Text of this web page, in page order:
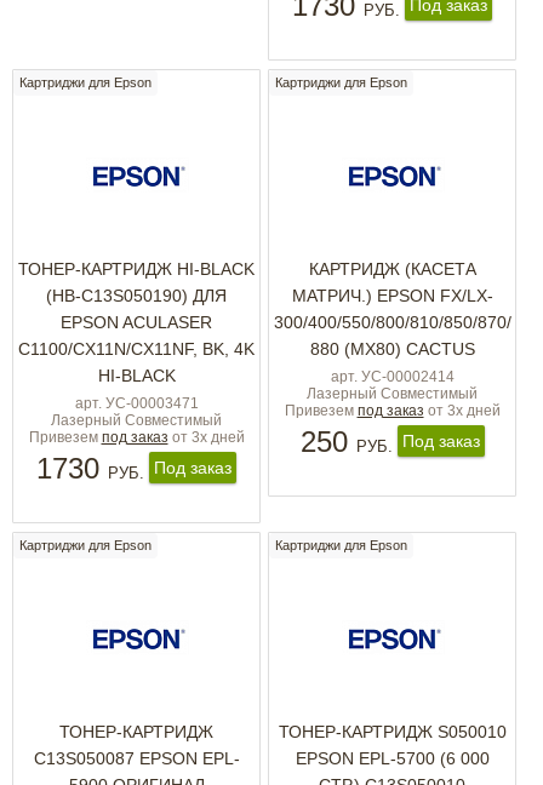
РУБ. Под заказ
Картриджи для Epson
ТОНЕР-КАРТРИДЖ HI-BLACK
(HB-C13S050190) ДЛЯ
EPSON ACULASER
C1100/CX11N/CX11NF, BK, 4K
HI-BLACK
арт. УС-00003471
Лазерный Совместимый
Привезем под заказ от 3х дней
1730 РУБ. Под заказ
Картриджи для Epson
КАРТРИДЖ (КАСЕТА
МАТРИЧ.) EPSON FX/LX-
300/400/550/800/810/850/870/
880 (MX80) CACTUS
арт. УС-00002414
Лазерный Совместимый
Привезем под заказ от 3х дней
250 РУБ. Под заказ
Картриджи для Epson
ТОНЕР-КАРТРИДЖ
C13S050087 EPSON EPL-
Картриджи для Epson
ТОНЕР-КАРТРИДЖ S050010
EPSON EPL-5700 (6 000